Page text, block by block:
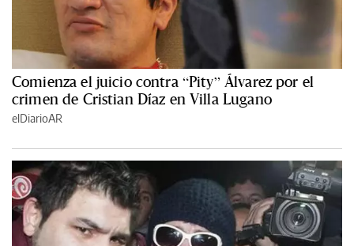
Comienza el juicio contra “Pity” Álvarez por el
crimen de Cristian Díaz en Villa Lugano
elDiarioAR